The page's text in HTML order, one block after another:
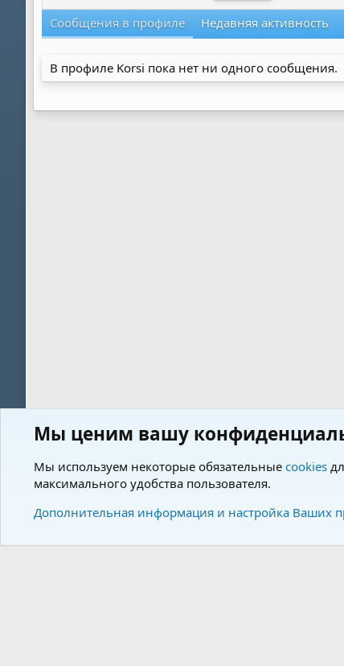
Сообщения в профиле Недавняя активность
В профиле Korsi пока нет ни одного сообщения.
Мы ценим вашу
Мы используем некоторые обязательные cookies
максимального удобства пользователя.
Дополнительная информация и настройка Ваших